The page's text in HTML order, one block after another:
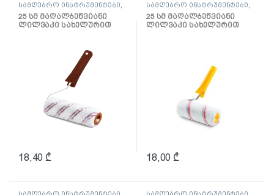
სამღებრო ინსტრუმენტები
ლილვაკი და აქსესუარები
25 სმ მაღალბეწვიანი
ლილვაკი სახელურით
18,40 ₾
სამღებრო ინსტრუმენტები
ლილვაკი და აქსესუარები
25 სმ მაღალბეწვიანი
ლილვაკი სახელურით
18,00 ₾